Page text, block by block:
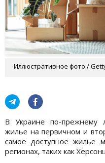
Иллюстративное фото /
В Украине по-прежнему
жилье на первичном и
самое доступное жилье
регионах, таких как